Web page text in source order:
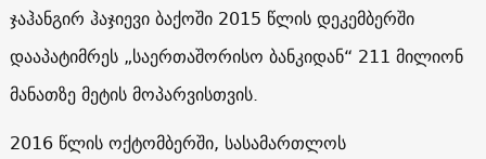
ჯაჰანგირ ჰაჯიევი ბაქოში 2015 წლის დეკემბერში
დააპატიმრეს „საერთაშორისო ბანკიდან“ 211 მილიონ
მანათზე მეტის მოპარვისთვის.
2016 წლის ოქტომბერში, სასამართლოს